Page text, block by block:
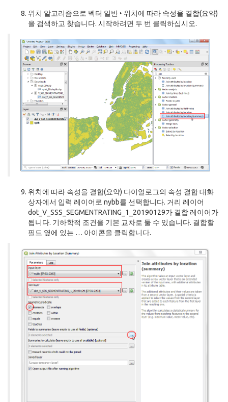
위치 알고리즘으로 벡터 일반 ‣ 위치에 따라 속성을 결합(요약)
을 검색하고 찾습니다. 시작하려면 두 번 클릭하십시오.
위치에 따라 속성을 결합(요약) 다이얼로그의 속성 결합 대화
상자에서 입력 레이어로 nybb를 선택합니다. 거리 레이어
dot_V_SSS_SEGMENTRATING_1_20190129가 결합 레이어가
됩니다. 기하학적 조건을 기본 교차로 둘 수 있습니다. 결합할
필드 옆에 있는 … 아이콘을 클릭합니다.